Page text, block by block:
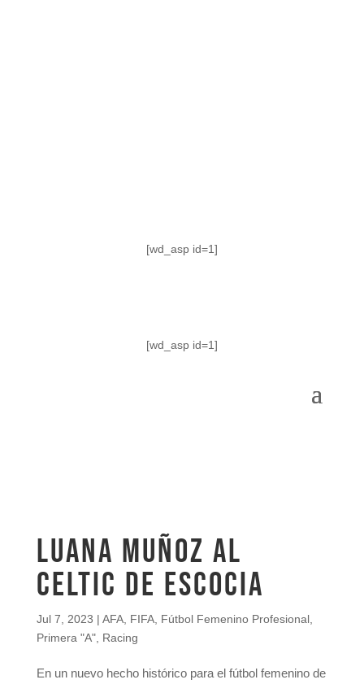
[wd_asp id=1]
[wd_asp id=1]
Luana Muñoz al
Celtic de Escocia
Jul 7, 2023 | AFA, FIFA, Fútbol Femenino Profesional,
Primera "A", Racing
En un nuevo hecho histórico para el fútbol femenino de